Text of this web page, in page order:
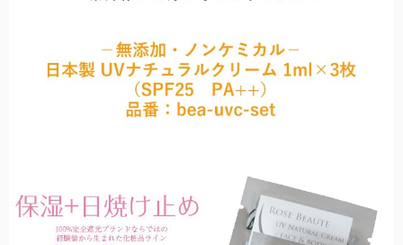
お顔周りにしっかりと影を作る、キャップ・キャスケット。
ロング
手から二の腕までをしっかりとカバー。半袖時に大活躍。
アウター
サッと上に羽織るだけでUVを98%以上カットします。